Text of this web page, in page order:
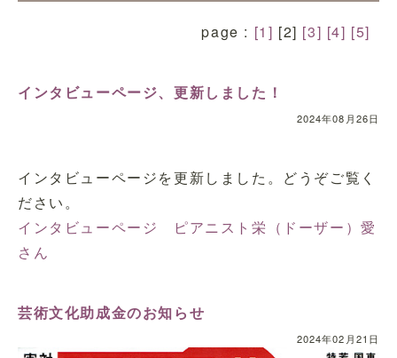
page : [1] [2] [3] [4] [5]
インタビューページ、更新しました！
2024年08月26日
インタビューページを更新しました。どうぞご覧く
ださい。
インタビューページ ピアニスト栄（ドーザー）愛
さん
芸術文化助成金のお知らせ
2024年02月21日